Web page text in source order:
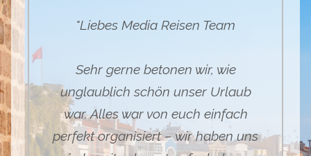
"Liebes Media Reisen Team
Sehr gerne betonen wir, wie
unglaublich schön unser Urlaub
war. Alles war von euch einfach
perfekt organisiert – wir haben uns